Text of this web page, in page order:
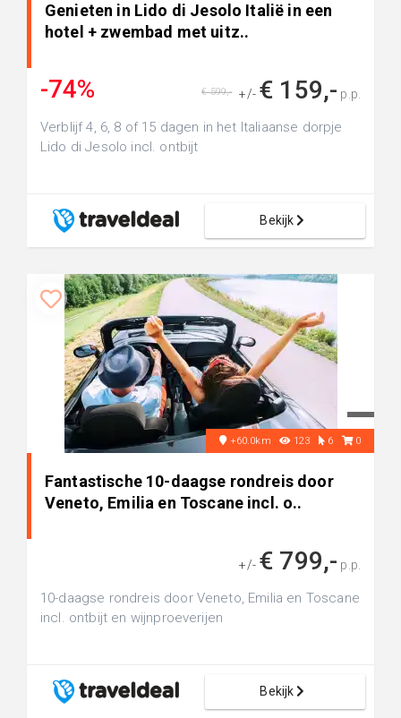
Genieten in Lido di Jesolo Italië in een
hotel + zwembad met uitz..
-74% +/- € 159,- p.p.
€ 599,-
Verblijf 4, 6, 8 of 15 dagen in het Italiaanse dorpje
Lido di Jesolo incl. ontbijt
Bekijk
+60.0km 123 6 0
Fantastische 10-daagse rondreis door
Veneto, Emilia en Toscane incl. o..
+/- € 799,- p.p.
10-daagse rondreis door Veneto, Emilia en Toscane
incl. ontbijt en wijnproeverijen
Bekijk